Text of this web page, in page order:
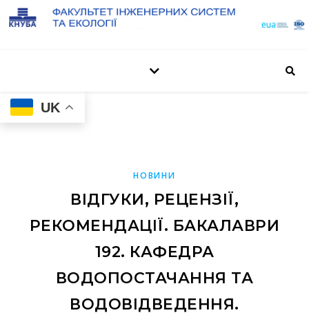
UK
НОВИНИ
ВІДГУКИ, РЕЦЕНЗІЇ,
РЕКОМЕНДАЦІЇ. БАКАЛАВРИ
192. КАФЕДРА
ВОДОПОСТАЧАННЯ ТА
ВОДОВІДВЕДЕННЯ.